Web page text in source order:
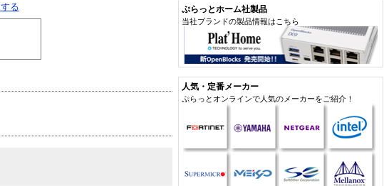
る
ぷらっとホーム社製品
当社ブランドの製品情報はこちら
人気・定番メーカー
ぷらっとオンラインで人気のメーカーをご紹介！